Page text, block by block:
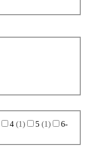
4 (1) 5 (1)
6-